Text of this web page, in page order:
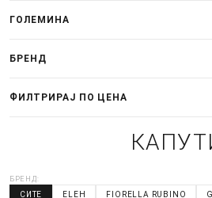
ГОЛЕМИНА
БРЕНД
ФИЛТРИРАЈ ПО ЦЕНА
БРЕНД:
СИТЕ ELEH FIORELLA RUBINO